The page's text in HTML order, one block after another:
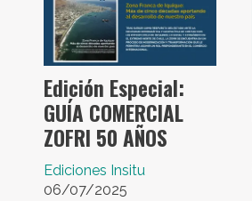
Edición Especial:
GUÍA COMERCIAL
ZOFRI 50 AÑOS
Ediciones Insitu
06/07/2025